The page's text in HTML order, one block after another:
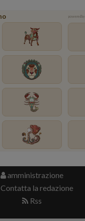
powered by
amministrazione
la redazione
Rss